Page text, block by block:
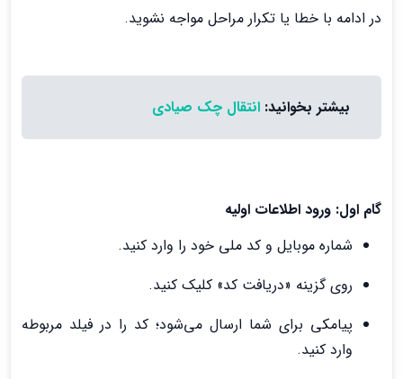
در ادامه با خطا یا تکرار مراحل مواجه نشوید.
بیشتر بخوانید:انتقال چک صیادی
گام اول: ورود اطلاعات اولیه
شماره موبایل و کد ملی خود را وارد کنید.
روی گزینه «دریافت کد» کلیک کنید.
پیامکی برای شما ارسال می‌شود؛ کد را در فیلد مربوطه
وارد کنید.